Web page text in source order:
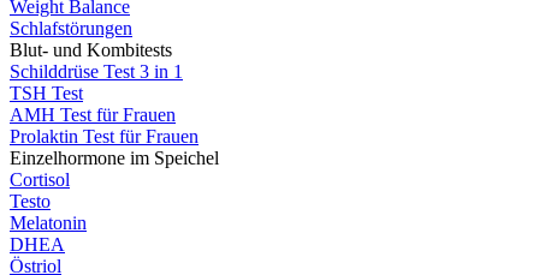
Weight Balance
Schlafstörungen
Blut- und Kombitests
Schilddrüse Test 3 in 1
TSH Test
AMH Test für Frauen
Prolaktin Test für Frauen
Einzelhormone im Speichel
Cortisol
Testo
Melatonin
DHEA
Östriol